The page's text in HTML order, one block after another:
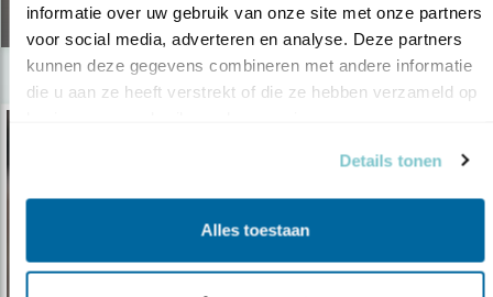
informatie over uw gebruik van onze site met onze partners
voor social media, adverteren en analyse. Deze partners
kunnen deze gegevens combineren met andere informatie
die u aan ze heeft verstrekt of die ze hebben verzameld op
Details tonen
Alles toestaan
22.06.18